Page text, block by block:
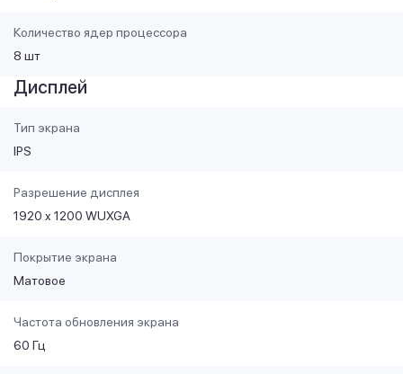
Количество ядер процессора
8 шт
Дисплей
Тип экрана
IPS
Разрешение дисплея
1920 x 1200 WUXGA
Покрытие экрана
Матовое
Частота обновления экрана
60 Гц